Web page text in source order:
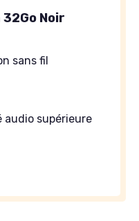
Noir
sans fil
audio supérieure